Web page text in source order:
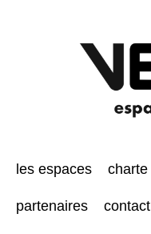
les espaces charte
partenaires contact